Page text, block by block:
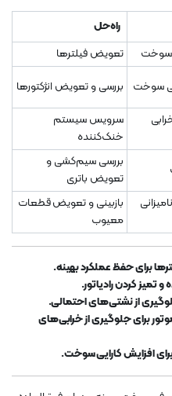
راه‌حل
سوخت
تعویض فیلترها
سوخت
بررسی و تعویض انژکتورها
سرویس سیستم
خنک‌کننده
بررسی سیم‌کشی و
تعویض باتری
بازبینی و تعویض قطعات
معیوب
برای حفظ عملکرد بهینه.
کردن رادیاتور.
از نشتی‌های احتمالی.
برای جلوگیری از خرابی‌های
افزایش کارایی سوخت.